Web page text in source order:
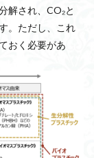
解され、CO₂と
。ただし、これ
おく必要があ